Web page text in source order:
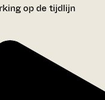
op de tijdlijn